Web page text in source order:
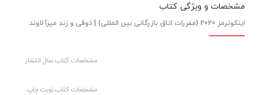
مشخصات و ویژگی کتاب
اینکوترمز 2020 (مقررات اتاق بازرگانی بین المللی) | ذوقی و زند میرآلاوند
مشخصات کتاب.سال انتشار
مشخصات کتاب.نوبت چاپ